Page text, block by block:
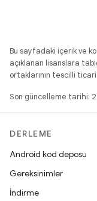
Bu sayfadaki içerik ve
açıklanan lisanslara
ortaklarının tescilli ticari
Son güncelleme tarihi:
DERLEME
Android kod deposu
Gereksinimler
İndirme